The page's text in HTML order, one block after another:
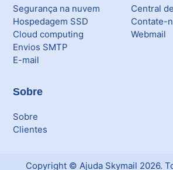
Segurança
Skymail Talk
Interno - Cloud Interno
Interno - CloudStack
Interno - Procedimentos Internos
Segurança na nuvem
Hospedagem SSD
Cloud computing
Envios SMTP
E-mail
Central
Contate-
Webmail
Sobre
Sobre
Clientes
Copyright © Ajuda Skymail 2026.